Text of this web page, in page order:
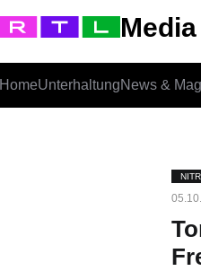
HomeUnterhaltungNews &